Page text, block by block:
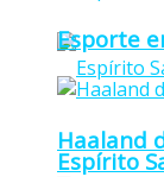
Espírito
Esporte
Haaland